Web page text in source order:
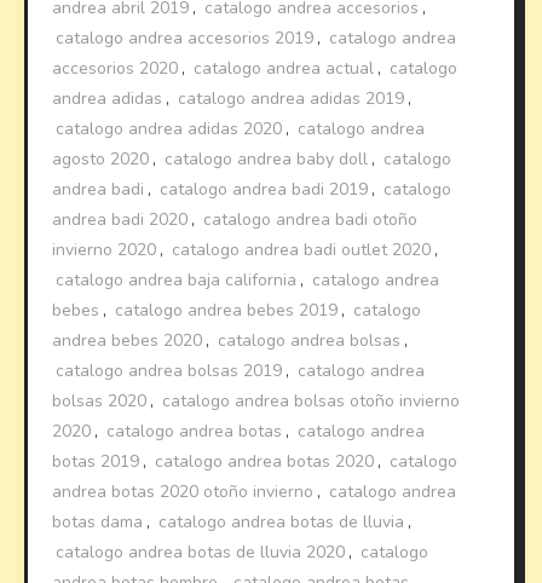
andrea abril 2019 , catalogo andrea accesorios ,
catalogo andrea accesorios 2019 , catalogo andrea
accesorios 2020 , catalogo andrea actual , catalogo
andrea adidas , catalogo andrea adidas 2019 ,
catalogo andrea adidas 2020 , catalogo andrea
agosto 2020 , catalogo andrea baby doll , catalogo
andrea badi , catalogo andrea badi 2019 , catalogo
andrea badi 2020 , catalogo andrea badi otoño
invierno 2020 , catalogo andrea badi outlet 2020 ,
catalogo andrea baja california , catalogo andrea
bebes , catalogo andrea bebes 2019 , catalogo
andrea bebes 2020 , catalogo andrea bolsas ,
catalogo andrea bolsas 2019 , catalogo andrea
bolsas 2020 , catalogo andrea bolsas otoño invierno
2020 , catalogo andrea botas , catalogo andrea
botas 2019 , catalogo andrea botas 2020 , catalogo
andrea botas 2020 otoño invierno , catalogo andrea
botas dama , catalogo andrea botas de lluvia ,
catalogo andrea botas de lluvia 2020 , catalogo